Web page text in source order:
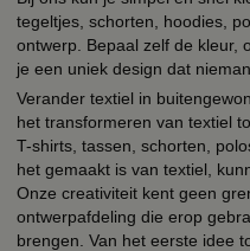
tegeltjes, schorten, hoodies,
ontwerp. Bepaal zelf de kleur,
je een uniek design dat
Verander textiel in
het transformeren van textiel
T-shirts, tassen, schorten,
het gemaakt is van textiel,
Onze creativiteit kent geen
ontwerpafdeling die erop
brengen. Van het eerste idee